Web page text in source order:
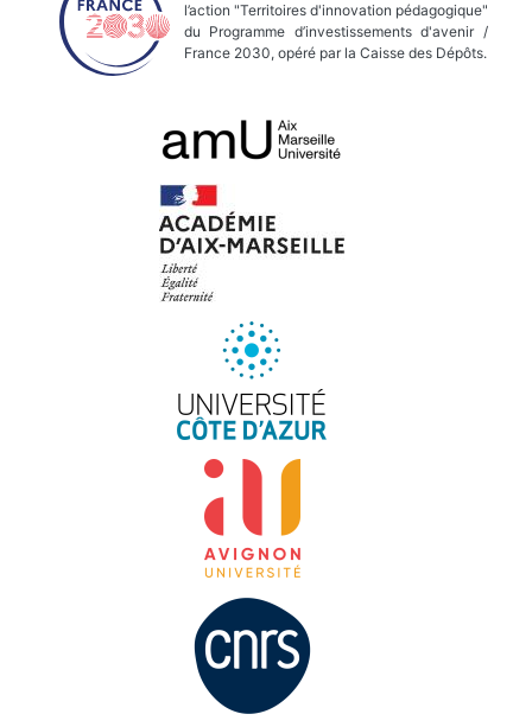
l’action "Territoires d'innovation pédagogique"
du Programme d’investissements d'avenir /
France 2030, opéré par la Caisse des Dépôts.